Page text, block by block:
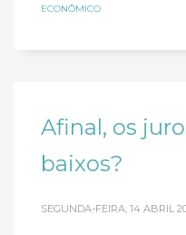
ECONÔMICO
Afinal, os
baixos?
SEGUNDA-FEIRA, 14 ABRIL